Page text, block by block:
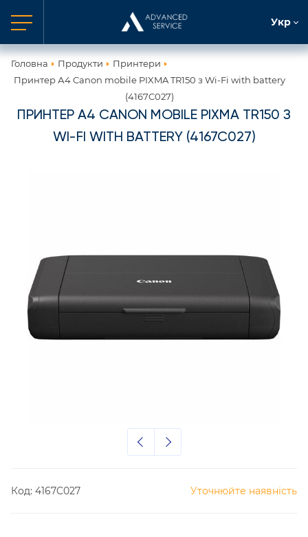
Укр
Головна Продукти
Принтери
Принтер А4 Canon mobile PIXMA TR150 з Wi-Fi with battery
(4167C027)
ПРИНТЕР А4 CANON MOBILE PIXMA TR150 З
WI-FI WITH BATTERY (4167C027)
Код: 4167C027 Уточнюйте наявність